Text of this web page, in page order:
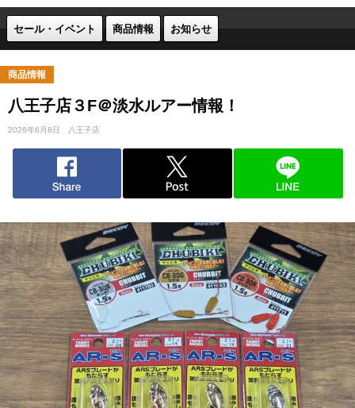
セール・イベント 商品情報 お知らせ
商品情報
八王子店３F＠淡水ルアー情報！
2026年6月8日 八王子店